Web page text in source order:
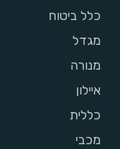
כלל ביטוח
מגדל
מנורה
איילון
כללית
מכבי